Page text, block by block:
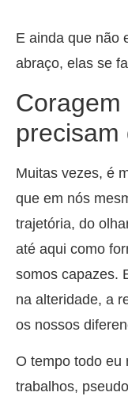
E ainda que não
abraço, elas se
precisam
Muitas vezes, é
que em nós
trajetória, do
até aqui como
somos capazes.
na alteridade, a
os nossos
O tempo todo eu
trabalhos,